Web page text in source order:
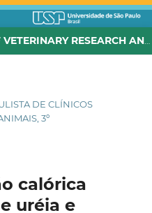
BRAZILIAN JOURNAL OF VETERINARY RESEARCH AND ANIMAL SCIENCE
DE CLÍNICOS
3º
calórica
uréia e